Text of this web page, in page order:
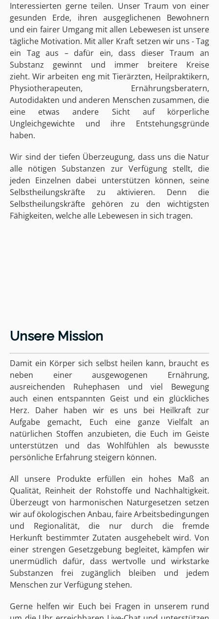
Unsere Mission
Damit ein Körper sich selbst heilen kann, braucht es
neben einer ausgewogenen Ernährung,
ausreichenden Ruhephasen und viel Bewegung
auch einen entspannten Geist und ein glückliches
Herz. Daher haben wir es uns bei Heilkraft zur
Aufgabe gemacht, Euch eine ganze Vielfalt an
natürlichen Stoffen anzubieten, die Euch im Geiste
unterstützen und das Wohlfühlen als bewusste
persönliche Erfahrung steigern können.
All unsere Produkte erfüllen ein hohes Maß an
Qualität, Reinheit der Rohstoffe und Nachhaltigkeit.
Überzeugt von harmonischen Naturgesetzen setzen
wir auf ökologischen Anbau, faire Arbeitsbedingungen
und Regionalität, die nur durch die fremde
Herkunft bestimmter Zutaten ausgehebelt wird. Von
einer strengen Gesetzgebung begleitet, kämpfen wir
unermüdlich dafür, dass wertvolle und wirkstarke
Substanzen frei zugänglich bleiben und jedem
Menschen zur Verfügung stehen.
Gerne helfen wir Euch bei Fragen in unserem rund
Interessierten gerne teilen. Unser Traum von einer
gesunden Erde, ihren ausgeglichenen Bewohnern
und ein fairer Umgang mit allen Lebewesen ist unsere
tägliche Motivation. Mit aller Kraft setzen wir uns - Tag
ein Tag aus – dafür ein, dass dieser Traum an
Substanz gewinnt und immer breitere Kreise
zieht. Wir arbeiten eng mit Tierärzten, Heilpraktikern,
Physiotherapeuten, Ernährungsberatern,
Autodidakten und anderen Menschen zusammen, die
eine etwas andere Sicht auf körperliche
Ungleichgewichte und ihre Entstehungsgründe
haben.
Wir sind der tiefen Überzeugung, dass uns die Natur
alle nötigen Substanzen zur Verfügung stellt, die
jeden Einzelnen dabei unterstützen können, seine
Selbstheilungskräfte zu aktivieren. Denn die
Selbstheilungskräfte gehören zu den wichtigsten
Fähigkeiten, welche alle Lebewesen in sich tragen.